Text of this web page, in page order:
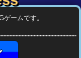
ームです。